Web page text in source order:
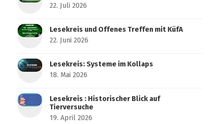
22. Juli 2026
Lesekreis und Offenes Treffen mit KüfA
22. Juni 2026
Lesekreis: Systeme im Kollaps
18. Mai 2026
Lesekreis : Historischer Blick auf
Tierversuche
19. April 2026